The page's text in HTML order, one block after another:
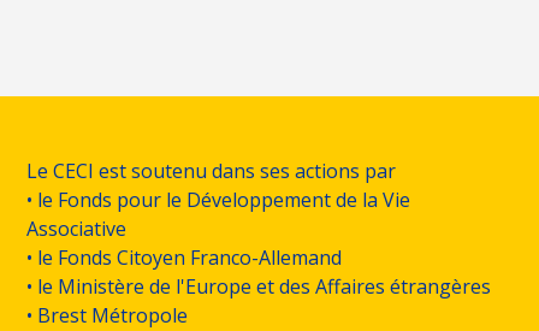
Le CECI est soutenu dans ses actions par
• le Fonds pour le Développement de la Vie
Associative
• le Fonds Citoyen Franco-Allemand
• le Ministère de l'Europe et des Affaires étrangères
• Brest Métropole